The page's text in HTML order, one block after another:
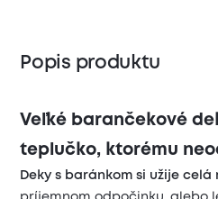
Popis produktu
Veľké barančekové
teplučko, ktorému
Deky s baránkom si užije celá